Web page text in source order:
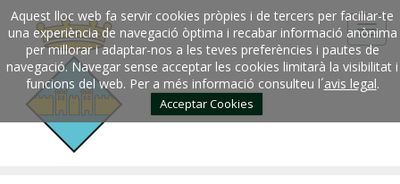
Aquest lloc web fa servir cookies pròpies i de tercers per faciliar-te
una experiència de navegació òptima i recabar informació anònima
per millorar i adaptar-nos a les teves preferències i pautes de
navegació. Navegar sense acceptar les cookies limitarà la visibilitat i
funcions del web. Per a més informació consulteu l´avis legal.
Acceptar Cookies